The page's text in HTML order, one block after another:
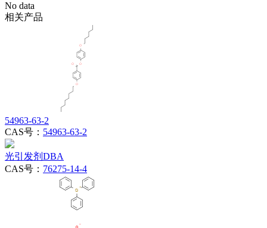
No data
相关产品
54963-63-2
CAS号： 54963-63-2
光引发剂DBA
CAS号： 76275-14-4